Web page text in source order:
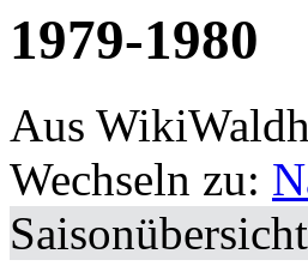
1979-1980
Aus
Wechseln zu: